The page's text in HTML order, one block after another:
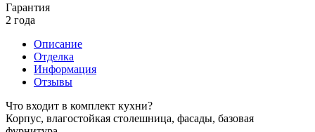
Гарантия
2 года
Описание
Отделка
Информация
Отзывы
Что входит в комплект кухни?
Корпус, влагостойкая столешница, фасады, базовая